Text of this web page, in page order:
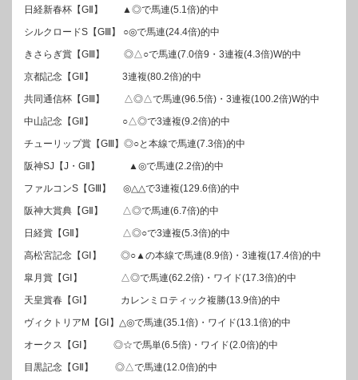
日経新春杯【GⅡ】 ▲◎で馬連(5.1倍)的中
シルクロードS【GⅢ】 ○◎で馬連(24.4倍)的中
きさらぎ賞【GⅢ】 ◎△○で馬連(7.0倍9・3連複(4.3倍)W的中
京都記念【GⅡ】 3連複(80.2倍)的中
共同通信杯【GⅢ】 △◎△で馬連(96.5倍)・3連複(100.2倍)W的中
中山記念【GⅡ】 ○△◎で3連複(9.2倍)的中
チューリップ賞【GⅢ】◎○と本線で馬連(7.3倍)的中
阪神SJ【J・GⅡ】 ▲◎で馬連(2.2倍)的中
ファルコンS【GⅢ】 ◎△△で3連複(129.6倍)的中
阪神大賞典【GⅡ】 △◎で馬連(6.7倍)的中
日経賞【GⅡ】 △◎○で3連複(5.3倍)的中
高松宮記念【GⅠ】 ◎○▲の本線で馬連(8.9倍)・3連複(17.4倍)的中
皐月賞【GⅠ】 △◎で馬連(62.2倍)・ワイド(17.3倍)的中
天皇賞春【GⅠ】 カレンミロティック複勝(13.9倍)的中
ヴィクトリアM【GⅠ】△◎で馬連(35.1倍)・ワイド(13.1倍)的中
オークス【GⅠ】 ◎☆で馬単(6.5倍)・ワイド(2.0倍)的中
目黒記念【GⅡ】 ◎△で馬連(12.0倍)的中